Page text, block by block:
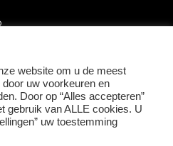
Lock Systems
website om u de meest
uw voorkeuren en
Door op “Alles accepteren”
gebruik van ALLE cookies. U
uw toestemming